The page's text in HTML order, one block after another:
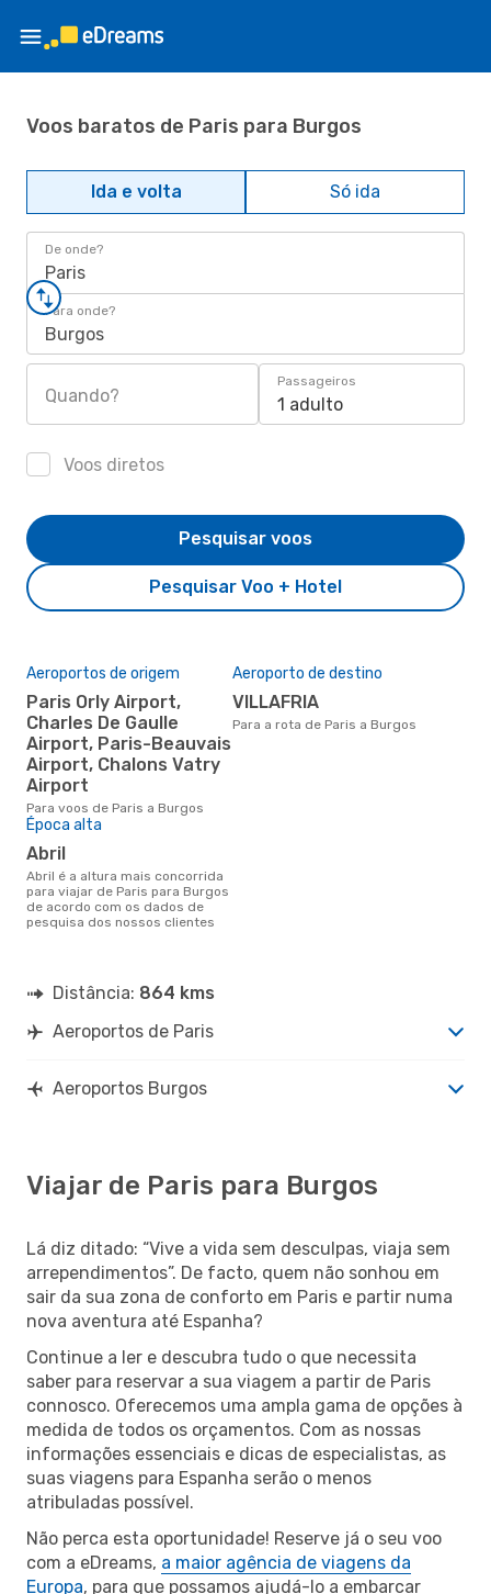
Voos baratos de Paris para Burgos
Ida e volta Só ida
De onde?
Paris
Para onde?
Burgos
Quando?
Passageiros
1 adulto
Voos diretos
Pesquisar Voo + Hotel
Pesquisar voos
Aeroportos de origem
Paris Orly Airport,
Charles De Gaulle
Airport, Paris-Beauvais
Airport, Chalons Vatry
Airport
Para voos de Paris a Burgos
Aeroporto de destino
VILLAFRIA
Para a rota de Paris a Burgos
Época alta
abril
abril é a altura mais concorrida
para viajar de Paris para Burgos
de acordo com os dados de
pesquisa dos nossos clientes
Distância: 864 kms
Aeroportos de Paris
Aeroportos Burgos
Viajar de Paris para Burgos
Lá diz ditado: “Vive a vida sem desculpas, viaja sem
arrependimentos”. De facto, quem não sonhou em
sair da sua zona de conforto em Paris e partir numa
nova aventura até Espanha?
Continue a ler e descubra tudo o que necessita
saber para reservar a sua viagem a partir de Paris
connosco. Oferecemos uma ampla gama de opções à
medida de todos os orçamentos. Com as nossas
informações essenciais e dicas de especialistas, as
suas viagens para Espanha serão o menos
atribuladas possível.
Não perca esta oportunidade! Reserve já o seu voo
com a eDreams, a maior agência de viagens da
Europa, para que possamos ajudá-lo a embarcar